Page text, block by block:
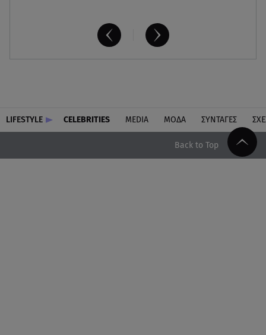
LIFESTYLE CELEBRITIES MEDIA ΜΟΔΑ ΣΥΝΤΑΓΕΣ
Back to Top